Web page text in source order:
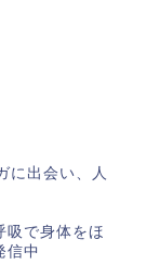
に出会い、人
吸で身体をほ
信中